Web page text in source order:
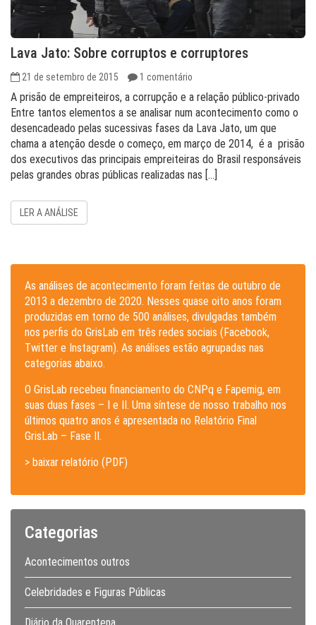
Lava Jato: Sobre corruptos e corruptores
21 de setembro de 2015 1 comentário
A prisão de empreiteiros, a corrupção e a relação público-privado
Entre tantos elementos a se analisar num acontecimento como o
desencadeado pelas sucessivas fases da Lava Jato, um que
chama a atenção desde o começo, em março de 2014, é a prisão
dos executivos das principais empreiteiras do Brasil responsáveis
pelas grandes obras públicas realizadas nas […]
LER A ANÁLISE
As análises de acontecimento foram feitas de outubro de
2013 a dezembro de 2020. Nesses quase oito anos foram
produzidas em torno de 500 análises, divulgadas também
nos perfis do GrisLab em três redes sociais (Facebook,
Twitter e Instagram). As análises estão agrupadas nas
categorias abaixo.
O GrisLab recebeu financiamento do CNPq e Fapemig, em
suas duas fases – I e II. Uma síntese de nosso trabalho nos
últimos quatro anos é apresentada no Relatório Final
GrisLab – Fase II.
> baixar relatório (PDF)
Categorias
Acontecimentos outros
Celebridades e Figuras Públicas